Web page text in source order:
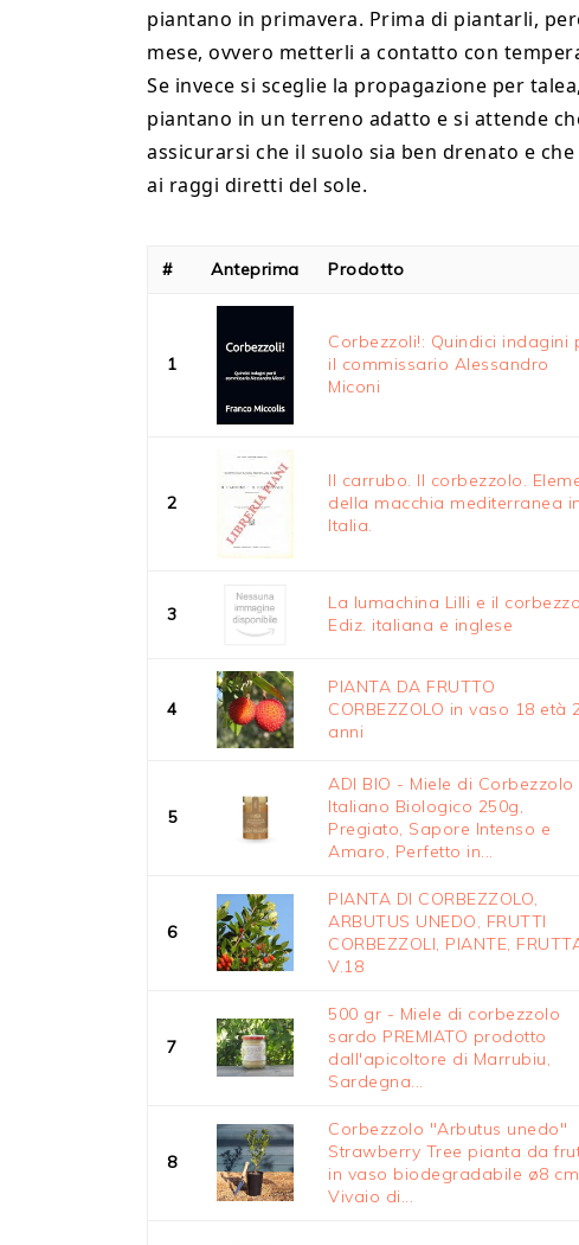
piantano in primavera. Prima di piantarli,
mese, ovvero metterli a contatto con
Se invece si sceglie la propagazione per
piantano in un terreno adatto e si attende
assicurarsi che il suolo sia ben drenato e
ai raggi diretti del sole.
# Anteprima Prodotto
1
Corbezzoli!: Quindici indagini
il commissario Alessandro
Miconi
2
Il carrubo. Il corbezzolo.
della macchia mediterranea in
Italia.
3
La lumachina Lilli e il
Ediz. italiana e inglese
4
PIANTA DA FRUTTO
CORBEZZOLO in vaso 18 età
anni
5
ADI BIO - Miele di Corbezzolo
Italiano Biologico 250g,
Pregiato, Sapore Intenso e
Amaro, Perfetto in...
6
PIANTA DI CORBEZZOLO,
ARBUTUS UNEDO, FRUTTI
CORBEZZOLI, PIANTE,
V.18
7
500 gr - Miele di corbezzolo
sardo PREMIATO prodotto
dall'apicoltore di Marrubiu,
Sardegna...
8
Corbezzolo "Arbutus unedo"
Strawberry Tree pianta da
in vaso biodegradabile ø8 cm
Vivaio di...